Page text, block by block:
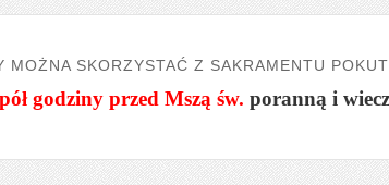
MOŻNA SKORZYSTAĆ Z SAKRAMENTU
godziny przed Mszą św. poranną i